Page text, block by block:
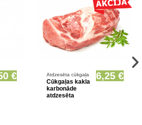
€ Atdzesēta cūkgaļa
Cūkgaļas kakla
karbonāde
atdzesēta
6,25 €